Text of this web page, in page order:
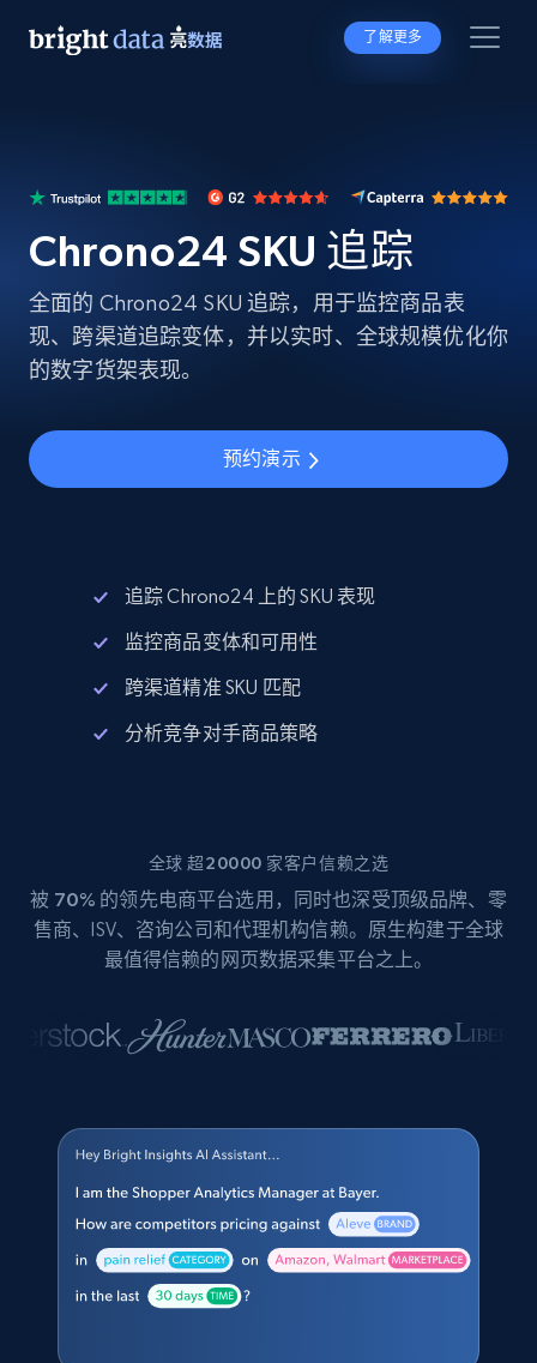
了解更多
Chrono24 SKU 追踪
全面的 Chrono24 SKU 追踪，用于监控商品表
现、跨渠道追踪变体，并以实时、全球规模优化你
的数字货架表现。
预约演示
追踪 Chrono24 上的 SKU 表现
监控商品变体和可用性
跨渠道精准 SKU 匹配
分析竞争对手商品策略
全球 超20000 家客户信赖之选
被 70% 的领先电商平台选用，同时也深受顶级品牌、零
售商、ISV、咨询公司和代理机构信赖。原生构建于全球
最值得信赖的网页数据采集平台之上。